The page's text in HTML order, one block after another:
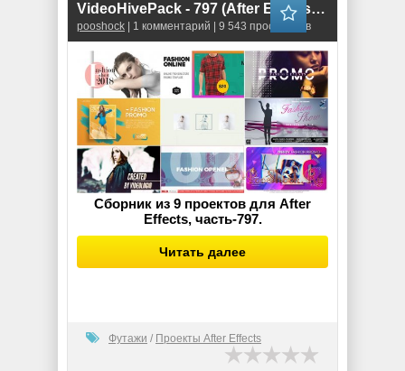
VideoHivePack - 797 (After Effects Projects Pack) - [Fashion]
pooshock | 1 комментарий | 9 543 просмотров
Сборник из 9 проектов для After
Effects, часть-797.
Читать далее
Футажи / Проекты After Effects